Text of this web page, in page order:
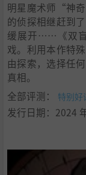
明星魔术师“神
的侦探相继赶到
缓展开……《双
戏。利用本作特
由探索，选择任
真相。
全部评测：
特别
发行日期：2024